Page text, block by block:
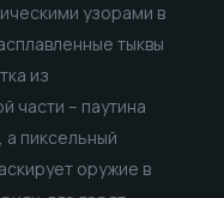
узорами в
тыквы
из
части – паутина
пиксельный
оружие в